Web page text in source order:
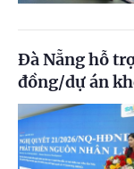
Đà Nẵng hỗ
đồng/dự án